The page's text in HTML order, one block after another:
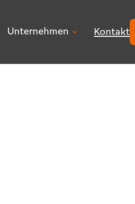
Unternehmen Kontakt